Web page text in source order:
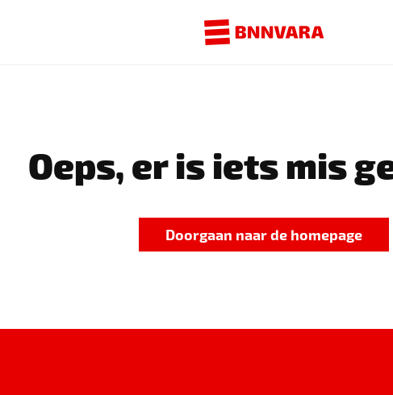
Oeps, er is iets mis
Doorgaan naar de homepage